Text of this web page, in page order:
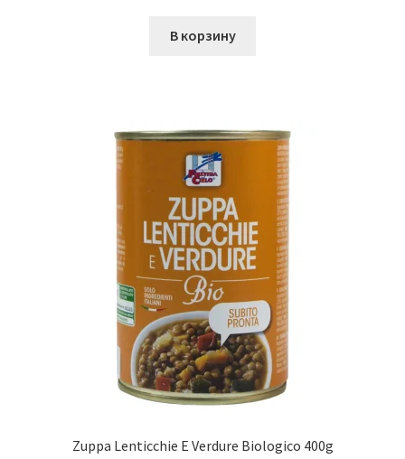
В корзину
Zuppa Lenticchie E Verdure Biologico 400g